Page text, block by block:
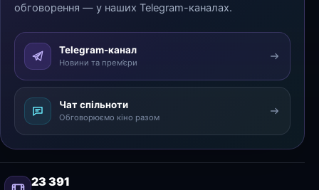
обговорення — у наших Telegram-каналах.
Telegram-канал
Новини та прем’єри
Чат спільноти
Обговорюємо кіно разом
23 391